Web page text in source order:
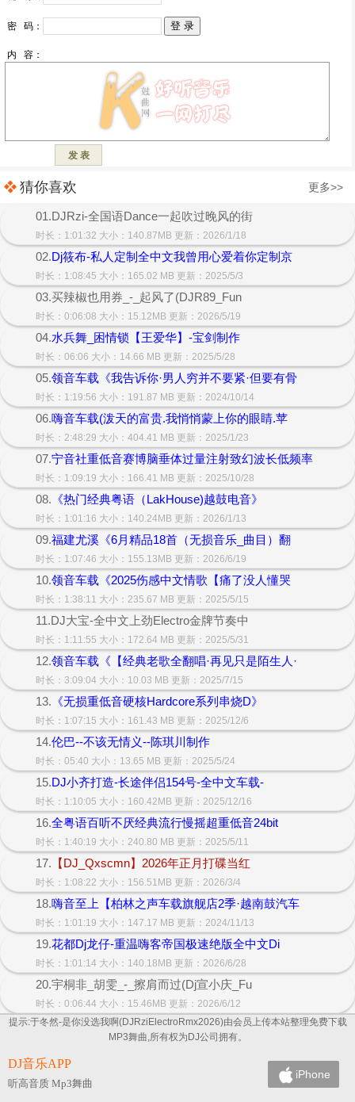
猜你喜欢 更多>>
01.DJRzi-全国语Dance一起吹过晚风的街
时长：1:01:32 大小：140.87MB 更新：2026/1/18
02.Dj筱布-私人定制全中文我曾用心爱着你定制京
时长：1:08:45 大小：165.02 MB 更新：2025/5/3
03.买辣椒也用券_-_起风了(DJR89_Fun
时长：0:06:08 大小：15.12MB 更新：2026/5/19
04.水兵舞_困情锁【王爱华】-宝剑制作
时长：06:06 大小：14.66 MB 更新：2025/5/28
05.领音车载《我告诉你·男人穷并不要紧·但要有骨
时长：1:19:56 大小：191.87 MB 更新：2024/10/14
06.嗨音车载(泼天的富贵.我悄悄蒙上你的眼睛.苹
时长：2:48:29 大小：404.41 MB 更新：2025/1/23
07.宁音社重低音赛博脑垂体过量注射致幻波长低频率
时长：1:09:19 大小：166.41 MB 更新：2025/10/28
08. 《热门经典粤语（LakHouse)越鼓电音》
时长：1:01:16 大小：140.24MB 更新：2026/1/13
09.福建尤溪《6月精品18首（无损音乐_曲目）翻
时长：1:07:46 大小：155.13MB 更新：2026/6/19
10.领音车载《2025伤感中文情歌【痛了没人懂哭
时长：1:38:11 大小：235.67 MB 更新：2025/5/15
11.DJ大宝-全中文上劲Electro金牌节奏中
时长：1:11:55 大小：172.64 MB 更新：2025/5/31
12.领音车载《【经典老歌全翻唱·再见只是陌生人·
时长：3:09:04 大小：10.03 MB 更新：2025/7/15
13. 《无损重低音硬核Hardcore系列串烧D》
时长：1:07:15 大小：161.43 MB 更新：2025/12/6
14.伦巴--不该无情义--陈琪川制作
时长：05:40 大小：13.65 MB 更新：2025/5/24
15.DJ小齐打造-长途伴侣154号-全中文车载-
时长：1:10:05 大小：160.42MB 更新：2025/12/16
16.全粤语百听不厌经典流行慢摇超重低音24bit
时长：1:40:19 大小：240.80 MB 更新：2025/5/11
17. 【DJ_Qxscmn】2026年正月打碟当红
时长：1:08:22 大小：156.51MB 更新：2026/3/4
18.嗨音至上【柏林之声车载旗舰店2季·越南鼓汽车
时长：1:01:19 大小：147.17 MB 更新：2024/11/13
19.花都Dj龙仔-重温嗨客帝国极速绝版全中文Di
时长：1:01:14 大小：140.18MB 更新：2026/6/28
20.宇桐非_胡雯_-_擦肩而过(Dj宣小庆_Fu
时长：0:06:44 大小：15.46MB 更新：2026/6/12
提示:于冬然-是你没选我啊(DJRziElectroRmx2026)由会员上传本站整理免费下载
MP3舞曲,所有权为DJ公司拥有。
DJ音乐APP
听高音质 Mp3舞曲
iPhone